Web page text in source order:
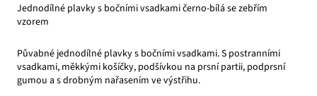
Jednodílné plavky s bočními vsadkami černo-bílá se zebřím
vzorem
Půvabné jednodílné plavky s bočními vsadkami. S postranními
vsadkami, měkkými košíčky, podšívkou na prsní partii, podprsní
gumou a s drobným nařasením ve výstřihu.